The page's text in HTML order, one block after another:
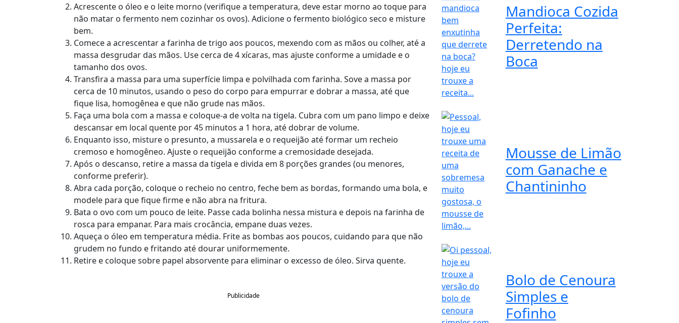
Acrescente o óleo e o leite morno (verifique a temperatura, deve estar morno ao toque para
não matar o fermento nem cozinhar os ovos). Adicione o fermento biológico seco e misture
bem.
Comece a acrescentar a farinha de trigo aos poucos, mexendo com as mãos ou colher, até a
massa desgrudar das mãos. Use cerca de 4 xícaras, mas ajuste conforme a umidade e o
tamanho dos ovos.
Transfira a massa para uma superfície limpa e polvilhada com farinha. Sove a massa por
cerca de 10 minutos, usando o peso do corpo para empurrar e dobrar a massa, até que
fique lisa, homogênea e que não grude nas mãos.
Faça uma bola com a massa e coloque-a de volta na tigela. Cubra com um pano limpo e deixe
descansar em local quente por 45 minutos a 1 hora, até dobrar de volume.
Enquanto isso, misture o presunto, a mussarela e o requeijão até formar um recheio
cremoso e homogêneo. Ajuste o requeijão conforme a cremosidade desejada.
Após o descanso, retire a massa da tigela e divida em 8 porções grandes (ou menores,
conforme preferir).
Abra cada porção, coloque o recheio no centro, feche bem as bordas, formando uma bola, e
modele para que fique firme e não abra na fritura.
Bata o ovo com um pouco de leite. Passe cada bolinha nessa mistura e depois na farinha de
rosca para empanar. Para mais crocância, empane duas vezes.
Aqueça o óleo em temperatura média. Frite as bombas aos poucos, cuidando para que não
grudem no fundo e fritando até dourar uniformemente.
Retire e coloque sobre papel absorvente para eliminar o excesso de óleo. Sirva quente.
Publicidade
Mandioca Cozida
Perfeita:
Derretendo na
Boca
Mousse de Limão
com Ganache e
Chantininho
Bolo de Cenoura
Simples e
Fofinho